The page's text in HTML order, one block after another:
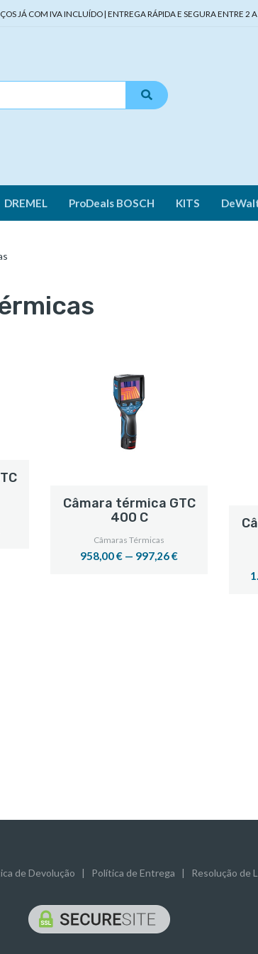
JÁ COM IVA INCLUÍDO | ENTREGA RÁPIDA E SEGURA ENTRE 2
DREMEL ProDeals BOSCH KITS
Câmara térmica GTC
400 C
Câmaras Térmicas
958,00 € — 997,26 €
de Devolução | Política de Entrega | Resolução de